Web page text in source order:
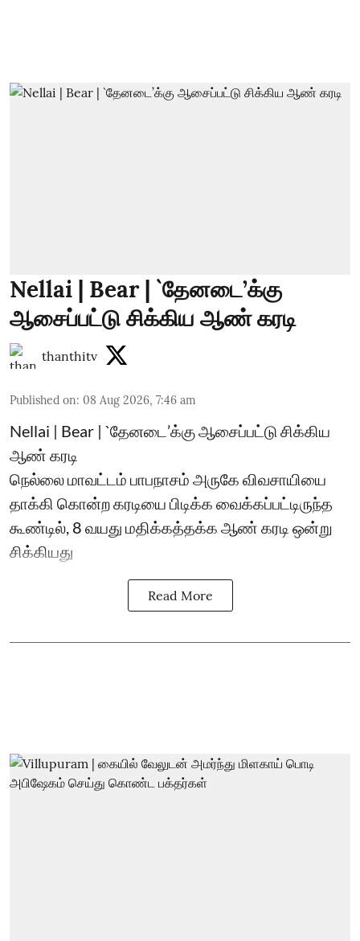
Nellai | Bear | `தேனடை’க்கு
ஆசைப்பட்டு சிக்கிய ஆண் கரடி
thanthitv
Published on: 08 Aug 2026, 7:46 am
Nellai | Bear | `தேனடை’க்கு ஆசைப்பட்டு சிக்கிய
ஆண் கரடி
நெல்லை மாவட்டம் பாபநாசம் அருகே விவசாயியை
தாக்கி கொன்ற கரடியை பிடிக்க வைக்கப்பட்டிருந்த
கூண்டில், 8 வயது மதிக்கத்தக்க ஆண் கரடி ஒன்று
சிக்கியது
Read More